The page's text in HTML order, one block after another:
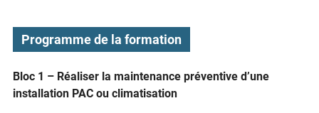
Programme de la formation
Bloc 1 – Réaliser la maintenance préventive d’une
installation PAC ou climatisation